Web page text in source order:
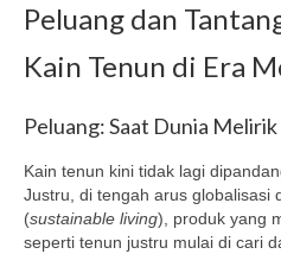
Peluang dan
Kain Tenun di Era
Peluang: Saat Dunia
Kain tenun kini tidak lagi
Justru, di tengah arus globalisasi
(sustainable living), produk yang
seperti tenun justru mulai di cari